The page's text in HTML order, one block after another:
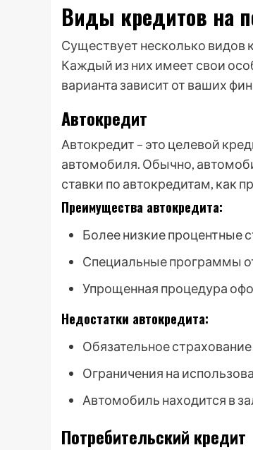
Виды кредитов на
Существует несколько видов
Каждый из них имеет свои
варианта зависит от ваших
Автокредит
Автокредит – это целевой
автомобиля. Обычно,
ставки по автокредитам, как
Преимущества автокредита:
Более низкие процентные
Специальные программы
Упрощенная процедура
Недостатки автокредита:
Обязательное
Ограничения на
Автомобиль находится в
Потребительский кредит